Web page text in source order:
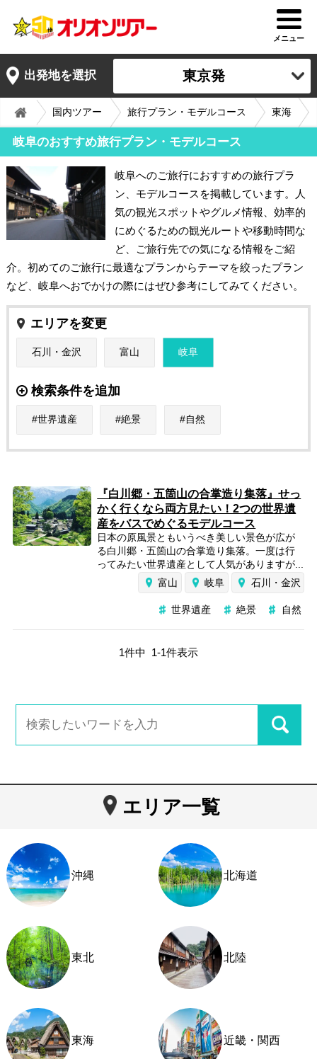
メニュー
出発地を選択 東京発
国内ツアー 旅行プラン・モデルコース 東海
岐阜のおすすめ旅行プラン・モデルコース
岐阜へのご旅行におすすめの旅行プラ
ン、モデルコースを掲載しています。人
気の観光スポットやグルメ情報、効率的
にめぐるための観光ルートや移動時間な
ど、ご旅行先での気になる情報をご紹
介。初めてのご旅行に最適なプランからテーマを絞ったプラン
など、岐阜へおでかけの際にはぜひ参考にしてみてください。
エリアを変更
石川・金沢 富山 岐阜
検索条件を追加
世界遺産 絶景 自然
『白川郷・五箇山の合掌造り集落』せっ
かく行くなら両方見たい！2つの世界遺
産をバスでめぐるモデルコース
日本の原風景ともいうべき美しい景色が広が
る白川郷・五箇山の合掌造り集落。一度は行
ってみたい世界遺産として人気がありますが...
富山
岐阜 石川・金沢
世界遺産 絶景 自然
1件中 1-1件表示
エリア一覧
沖縄 北海道
東北 北陸
東海 近畿・関西